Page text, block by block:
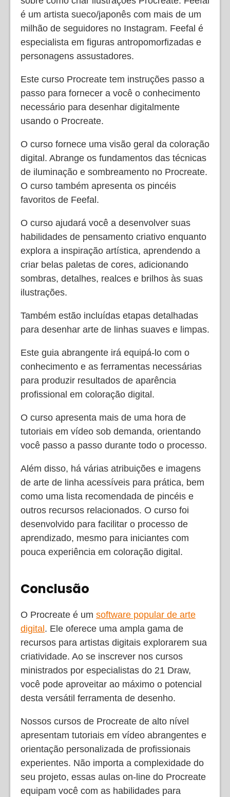
é um artista sueco/japonês com mais de um
milhão de seguidores no Instagram. Feefal é
especialista em figuras antropomorfizadas e
personagens assustadores.
Este curso Procreate tem instruções passo a
passo para fornecer a você o conhecimento
necessário para desenhar digitalmente
usando o Procreate.
O curso fornece uma visão geral da coloração
digital. Abrange os fundamentos das técnicas
de iluminação e sombreamento no Procreate.
O curso também apresenta os pincéis
favoritos de Feefal.
O curso ajudará você a desenvolver suas
habilidades de pensamento criativo enquanto
explora a inspiração artística, aprendendo a
criar belas paletas de cores, adicionando
sombras, detalhes, realces e brilhos às suas
ilustrações.
Também estão incluídas etapas detalhadas
para desenhar arte de linhas suaves e limpas.
Este guia abrangente irá equipá-lo com o
conhecimento e as ferramentas necessárias
para produzir resultados de aparência
profissional em coloração digital.
O curso apresenta mais de uma hora de
tutoriais em vídeo sob demanda, orientando
você passo a passo durante todo o processo.
Além disso, há várias atribuições e imagens
de arte de linha acessíveis para prática, bem
como uma lista recomendada de pincéis e
outros recursos relacionados. O curso foi
desenvolvido para facilitar o processo de
aprendizado, mesmo para iniciantes com
pouca experiência em coloração digital.
Conclusão
O Procreate é um software popular de arte
digital . Ele oferece uma ampla gama de
recursos para artistas digitais explorarem sua
criatividade. Ao se inscrever nos cursos
ministrados por especialistas do 21 Draw,
você pode aproveitar ao máximo o potencial
desta versátil ferramenta de desenho.
Nossos cursos de Procreate de alto nível
apresentam tutoriais em vídeo abrangentes e
orientação personalizada de profissionais
experientes. Não importa a complexidade do
seu projeto, essas aulas on-line do Procreate
equipam você com as habilidades para